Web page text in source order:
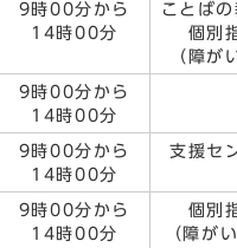
9時00分から
14時00分
ことば
個別
（障が
9時00分から
14時00分
9時00分から
14時00分
支援セ
9時00分から
14時00分
個別
（障が